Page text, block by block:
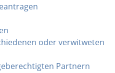
oder verwitweten
Partnern